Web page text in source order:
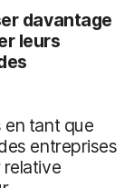
davantage
leurs
en tant que
entreprises
relative